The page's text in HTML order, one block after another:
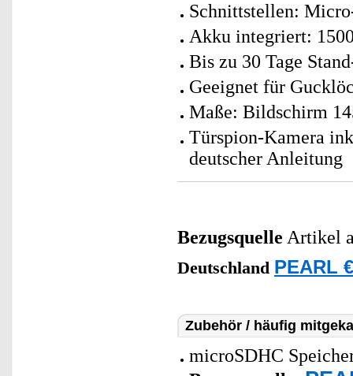
Schnittstellen:
Akku integriert:
Bis zu 30 Tage
Geeignet für
Maße: Bildschirm
Türspion-Kamera
deutscher Anleitung
Bezugsquelle Artikel
Deutschland PEARL
Zubehör / häufig
microSDHC